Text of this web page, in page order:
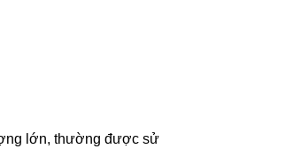
lớn, thường được sử